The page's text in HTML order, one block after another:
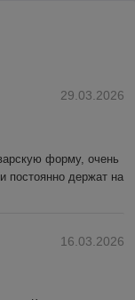
29.03.2026
форму, очень
постоянно держат на
16.03.2026